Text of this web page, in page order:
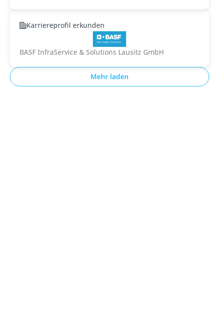
Karriereprofil erkunden
BASF InfraService & Solutions Lausitz GmbH
Mehr laden